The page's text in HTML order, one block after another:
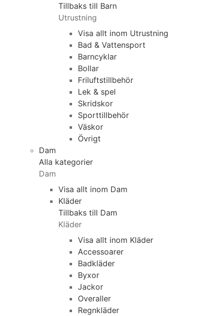
Tillbaks till Barn
Utrustning
Visa allt inom Utrustning
Bad & Vattensport
Barncyklar
Bollar
Friluftstillbehör
Lek & spel
Skridskor
Sporttillbehör
Väskor
Övrigt
Dam
Alla kategorier
Dam
Visa allt inom Dam
Kläder
Tillbaks till Dam
Kläder
Visa allt inom Kläder
Accessoarer
Badkläder
Byxor
Jackor
Overaller
Regnkläder